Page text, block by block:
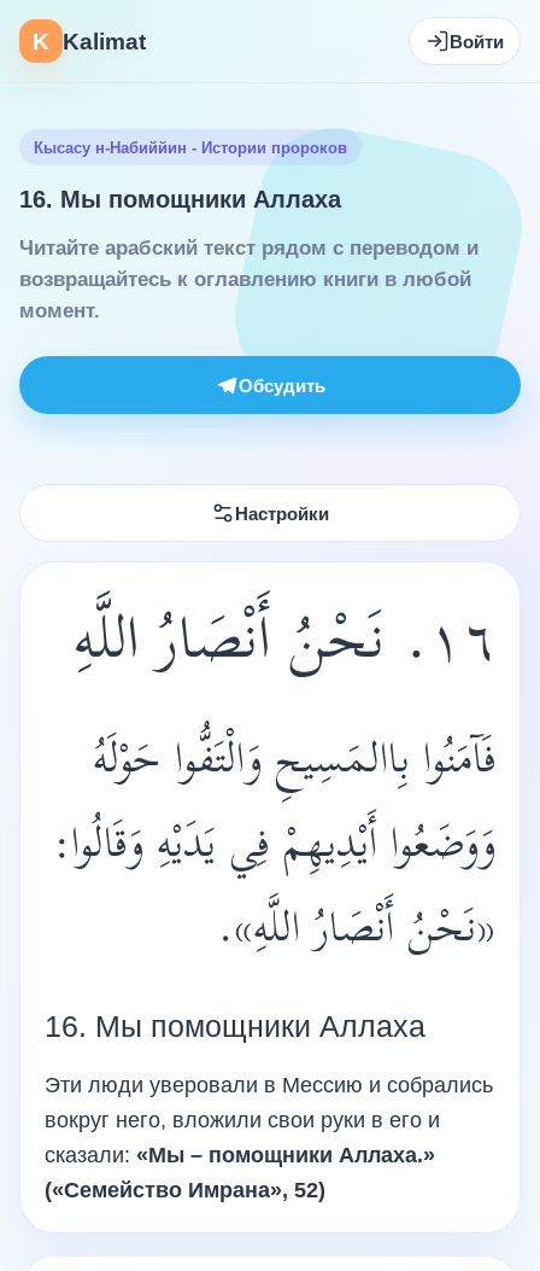
K Kalimat Войти
Кысасу н-Набиййин - Истории пророков
16. Мы помощники Аллаха
Читайте арабский текст рядом с переводом и
возвращайтесь к оглавлению книги в любой
момент.
Обсудить
Настройки
١٦. نَحْنُ أَنْصَارُ اللَّهِ
فَآمَنُوا بِاالمَسِيحِ وَالْتَفُّوا حَوْلَهُ
وَوَضَعُوا أَيْدِيهِمْ فِي يَدَيْهِ وَقَالُوا:
«نَحْنُ أَنْصَارُ اللَّهِ».
16. Мы помощники Аллаха
Эти люди уверовали в Мессию и собрались
вокруг него, вложили свои руки в его и
сказали: «Мы – помощники Аллаха.»
(«Семейство Имрана», 52)